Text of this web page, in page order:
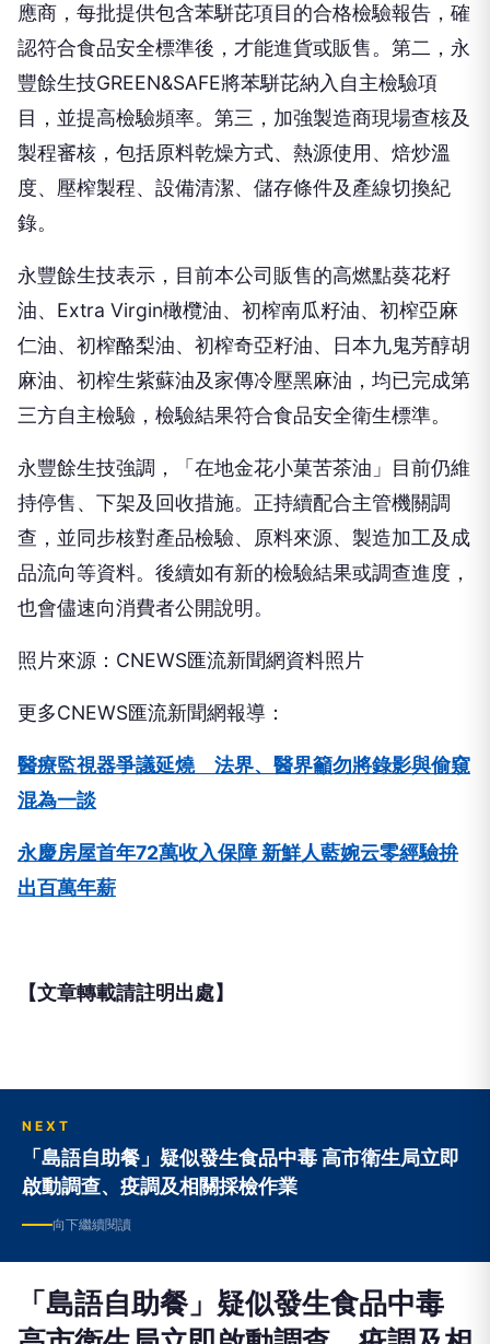
應商，每批提供包含苯駢芘項目的合格檢驗報告，確
認符合食品安全標準後，才能進貨或販售。第二，永
豐餘生技GREEN&SAFE將苯駢芘納入自主檢驗項
目，並提高檢驗頻率。第三，加強製造商現場查核及
製程審核，包括原料乾燥方式、熱源使用、焙炒溫
度、壓榨製程、設備清潔、儲存條件及產線切換紀
錄。
永豐餘生技表示，目前本公司販售的高燃點葵花籽
油、Extra Virgin橄欖油、初榨南瓜籽油、初榨亞麻
仁油、初榨酪梨油、初榨奇亞籽油、日本九鬼芳醇胡
麻油、初榨生紫蘇油及家傳冷壓黑麻油，均已完成第
三方自主檢驗，檢驗結果符合食品安全衛生標準。
永豐餘生技強調，「在地金花小菓苦茶油」目前仍維
持停售、下架及回收措施。正持續配合主管機關調
查，並同步核對產品檢驗、原料來源、製造加工及成
品流向等資料。後續如有新的檢驗結果或調查進度，
也會儘速向消費者公開說明。
照片來源：CNEWS匯流新聞網資料照片
更多CNEWS匯流新聞網報導：
醫療監視器爭議延燒 法界、醫界籲勿將錄影與偷窺
混為一談
永慶房屋首年72萬收入保障 新鮮人藍婉云零經驗拚
出百萬年薪
【文章轉載請註明出處】
NEXT
「島語自助餐」疑似發生食品中毒 高市衛生局立即
啟動調查、疫調及相關採檢作業
向下繼續閱讀
「島語自助餐」疑似發生食品中毒